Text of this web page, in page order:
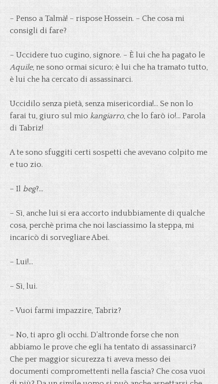
– Penso a Talmà! – rispose Hossein. – Che cosa mi
consigli di fare?
– Uccidere tuo cugino, signore. – È lui che ha pagato le
Aquile, ne sono ormai sicuro; è lui che ha tramato tutto,
è lui che ha cercato di assassinarci.
Uccidilo senza pietà, senza misericordia!… Se non lo
farai tu, giuro sul mio kangiarro, che lo farò io!… Parola
di Tabriz!
A te sono sfuggiti certi sospetti che avevano colpito me
e tuo zio.
– Il beg?…
– Sì, anche lui si era accorto indubbiamente di qualche
cosa, perchè prima che noi lasciassimo la steppa, mi
incaricò di sorvegliare Abei.
– Lui!…
– Sì, lui.
– Vuoi farmi impazzire, Tabriz?
– No, ti apro gli occhi. D’altronde forse che non
abbiamo le prove che egli ha tentato di assassinarci?
Che per maggior sicurezza ti aveva messo dei
documenti compromettenti nella fascia? Che cosa vuoi